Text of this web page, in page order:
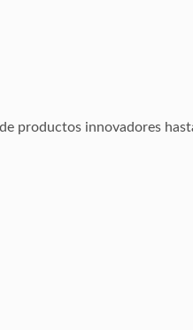
productos innovadores